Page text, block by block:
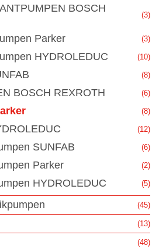
BOSCH
(3)
Parker (3)
HYDROLEDUC (10)
(8)
BOSCH REXROTH (6)
(8)
(12)
SUNFAB (6)
Parker (2)
HYDROLEDUC (5)
(45)
(13)
(48)